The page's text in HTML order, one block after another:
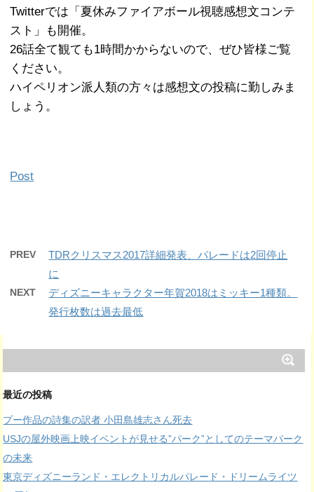
Twitterでは「夏休みファイアボール視聴感想文コンテ
スト」も開催。
26話全て観ても1時間かからないので、ぜひ皆様ご覧
ください。
ハイペリオン派人類の方々は感想文の投稿に勤しみま
しょう。
Post
PREV
TDRクリスマス2017詳細発表、パレードは2回停止
に
NEXT
ディズニーキャラクター年賀2018はミッキー1種類。
発行枚数は過去最低
最近の投稿
プー作品の詩集の訳者 小田島雄志さん死去
USJの屋外映画上映イベントが見せる”パーク”としてのテーマパーク
の未来
東京ディズニーランド・エレクトリカルパレード・ドリームライツ